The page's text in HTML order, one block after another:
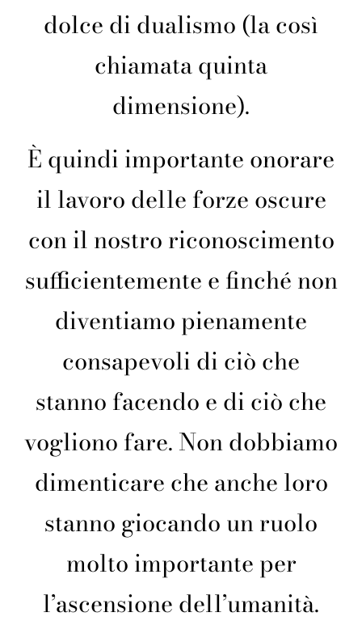
dolce di dualismo (la così
chiamata quinta
dimensione).
È quindi importante onorare
il lavoro delle forze oscure
con il nostro riconoscimento
sufficientemente e finché non
diventiamo pienamente
consapevoli di ciò che
stanno facendo e di ciò che
vogliono fare. Non dobbiamo
dimenticare che anche loro
stanno giocando un ruolo
molto importante per
l’ascensione dell’umanità.